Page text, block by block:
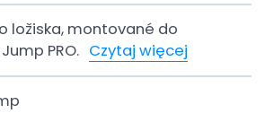
ložiska, montované do
PRO. Czytaj więcej